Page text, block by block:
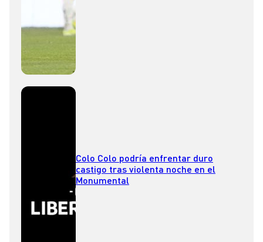
Colo Colo podría enfrentar duro
castigo tras violenta noche en el
Monumental